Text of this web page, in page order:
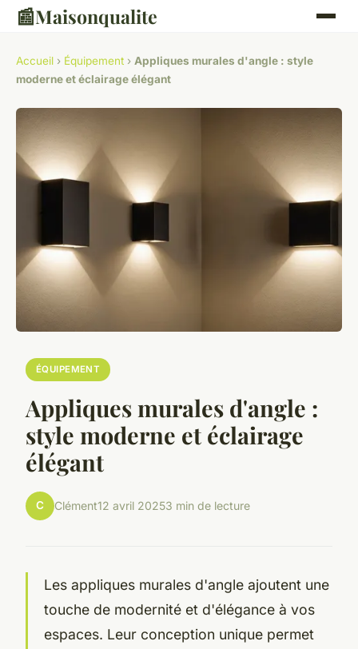
📰Maisonqualite
Accueil › Équipement › Appliques murales d'angle : style
moderne et éclairage élégant
ÉQUIPEMENT
Appliques murales d'angle :
style moderne et éclairage
élégant
C Clément12 avril 20253 min de lecture
Les appliques murales d'angle ajoutent une
touche de modernité et d'élégance à vos
espaces. Leur conception unique permet